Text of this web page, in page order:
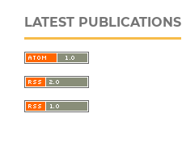
LATEST PUBLICATIONS